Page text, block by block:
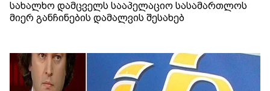
სახალხო დამცველს სააპელაციო სასამართლოს
მიერ განჩინების დამალვის შესახებ